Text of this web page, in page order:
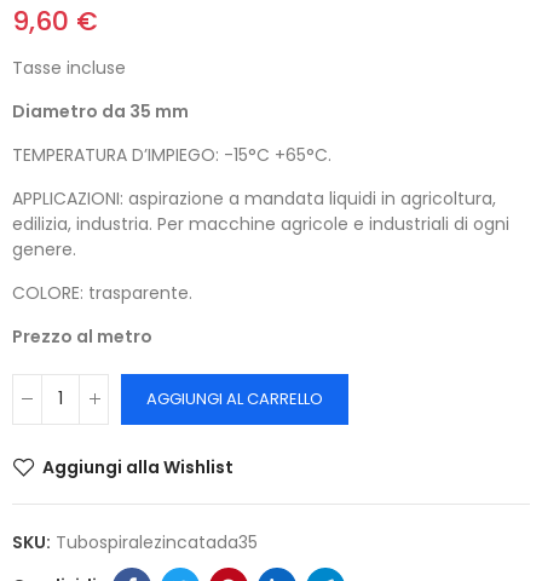
9,60 €
Tasse incluse
Diametro da 35 mm
TEMPERATURA D’IMPIEGO: -15°C +65°C.
APPLICAZIONI: aspirazione a mandata liquidi in agricoltura,
edilizia, industria. Per macchine agricole e industriali di ogni
genere.
COLORE: trasparente.
Prezzo al metro
AGGIUNGI AL CARRELLO
Aggiungi alla Wishlist
SKU: Tubospiralezincatada35